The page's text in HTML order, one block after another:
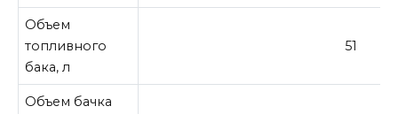
Объем
топливного
бака, л
51
Объем бачка